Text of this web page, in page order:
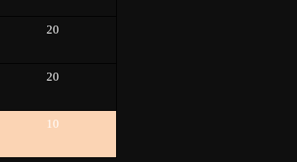
20
20
10